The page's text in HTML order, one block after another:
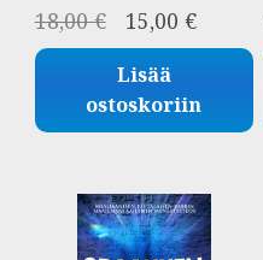
18,00€
Alkuperäinen
hinta
oli:
18,00 €.
15,00 €
hinta
15,00
Lisää
ostoskoriin